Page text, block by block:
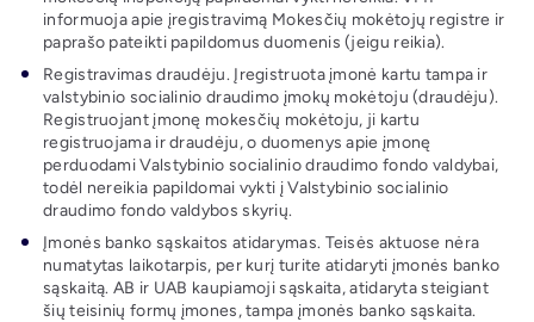
informuoja apie įregistravimą Mokesčių mokėtojų registre ir
paprašo pateikti papildomus duomenis (jeigu reikia).
Registravimas draudėju. Įregistruota įmonė kartu tampa ir
valstybinio socialinio draudimo įmokų mokėtoju (draudėju).
Registruojant įmonę mokesčių mokėtoju, ji kartu
registruojama ir draudėju, o duomenys apie įmonę
perduodami Valstybinio socialinio draudimo fondo valdybai,
todėl nereikia papildomai vykti į Valstybinio socialinio
draudimo fondo valdybos skyrių.
Įmonės banko sąskaitos atidarymas. Teisės aktuose nėra
numatytas laikotarpis, per kurį turite atidaryti įmonės banko
sąskaitą. AB ir UAB kaupiamoji sąskaita, atidaryta steigiant
šių teisinių formų įmones, tampa įmonės banko sąskaita.